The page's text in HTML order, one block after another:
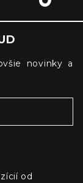
novinky a
od